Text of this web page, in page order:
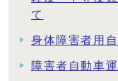
て
身体障害者用
障害者自動車